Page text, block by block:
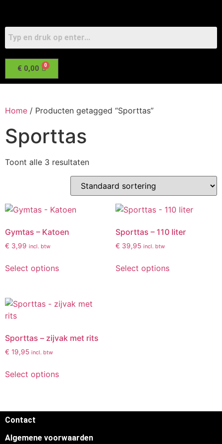
€ 0,00
Home / Producten getagged “Sporttas”
Sporttas
Toont alle 3 resultaten
Gymtas – Katoen
€ 3,99 incl. btw
Select options
Sporttas – 110 liter
€ 39,95 incl. btw
Select options
Sporttas – zijvak met rits
€ 19,95 incl. btw
Select options
Contact
Algemene voorwaarden